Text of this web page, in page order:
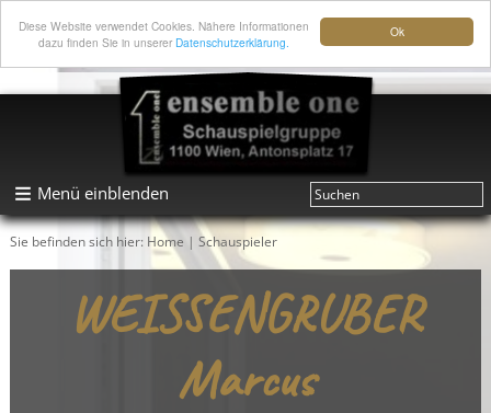
Ok
Diese Website verwendet Cookies. Nähere Informationen
dazu finden Sie in unserer Datenschutzerklärung.
Menü einblenden
Sie befinden sich hier: Home | Schauspieler
WEISSENGRUBER
Marcus